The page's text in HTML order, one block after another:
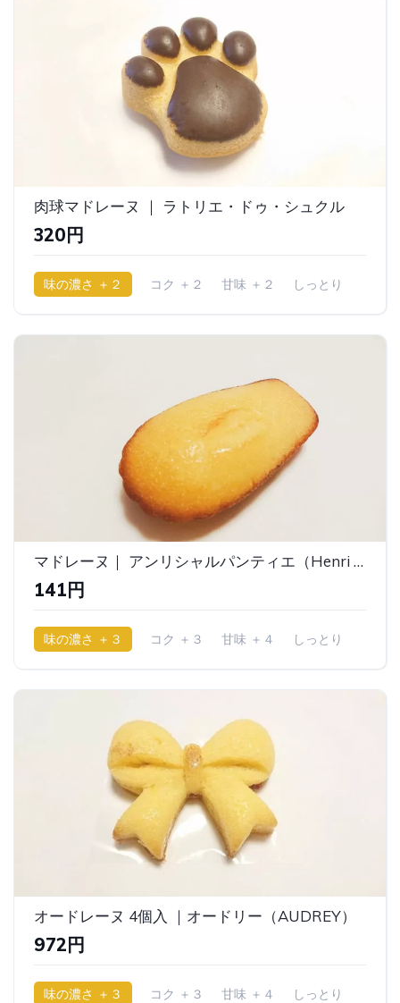
肉球マドレーヌ ｜ ラトリエ・ドゥ・シュクル
320円
味の濃さ ＋２ コク ＋２ 甘味 ＋２ しっとり
マドレーヌ｜ アンリシャルパンティエ（Henri Charpentier）
141円
味の濃さ ＋３ コク ＋３ 甘味 ＋４ しっとり
オードレーヌ 4個入 ｜オードリー（AUDREY）
972円
味の濃さ ＋３ コク ＋３ 甘味 ＋４ しっとり